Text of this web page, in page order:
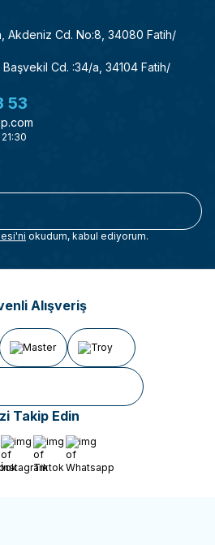
Akdeniz Cd. No:8, 34080 Fatih/
Cd. :34/a, 34104 Fatih/
53
okudum, kabul ediyorum.
Alışveriş
Takip Edin
İnstagram
Tiktok Whatsapp